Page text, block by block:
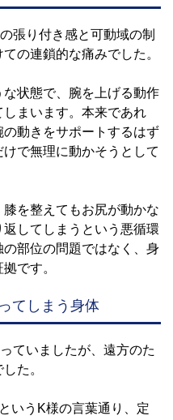
張り付き感と可動域の制
の連鎖的な痛みでした。
状態で、腕を上げる動作
まいます。本来であれ
動きをサポートするはず
で無理に動かそうとして
を整えてもお尻が動かな
してしまうという悪循環
部位の問題ではなく、身
です。
てしまう身体
ていましたが、遠方のた
た。
いうK様の言葉通り、定